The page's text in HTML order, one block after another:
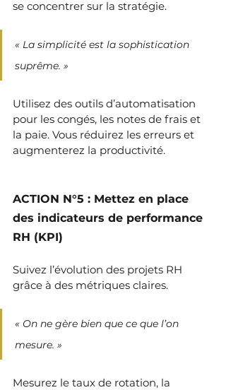
se concentrer sur la stratégie.
« La simplicité est la sophistication
suprême. »
Utilisez des outils d’automatisation
pour les congés, les notes de frais et
la paie. Vous réduirez les erreurs et
augmenterez la productivité.
ACTION N°5 : Mettez en place
des indicateurs de performance
RH (KPI)
Suivez l’évolution des projets RH
grâce à des métriques claires.
« On ne gère bien que ce que l’on
mesure. »
Mesurez le taux de rotation, la